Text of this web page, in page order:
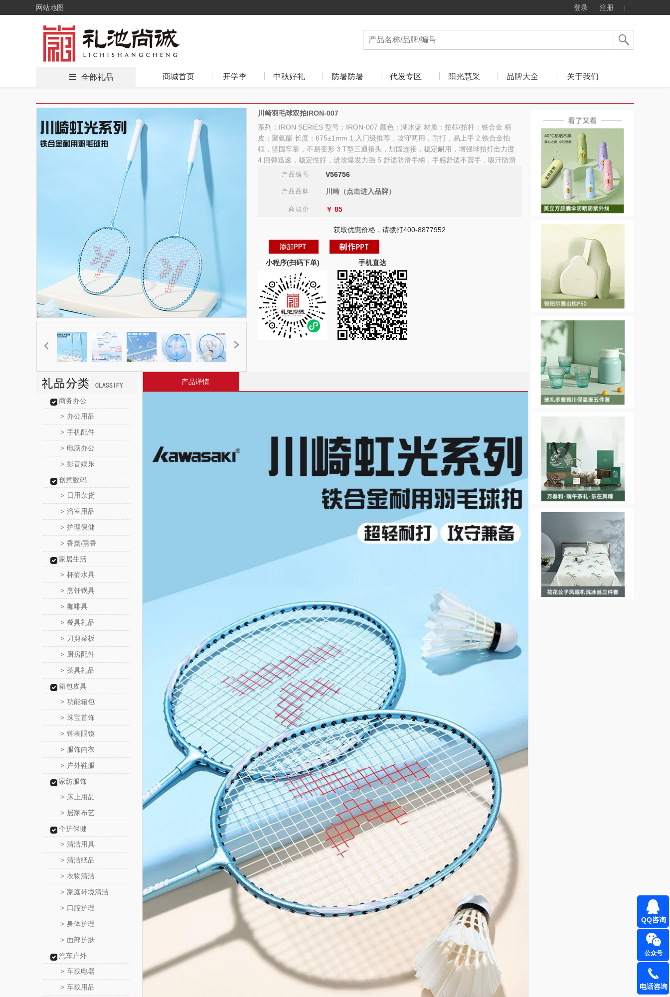
网站地图 登录 注册
全部礼品 商城首页 开学季 中秋好礼 防暑防暑 代发专区 阳光慧采 品牌大全 关于我们
川崎羽毛球双拍IRON-007
系列：IRON SERIES 型号：IRON-007 颜色：湖水蓝 材质：拍框/拍杆：铁合金 柄
皮：聚氨酯 长度：675±1mm 1.入门级推荐，攻守两用，耐打，易上手 2.铁合金拍
框，坚固牢靠，不易变形 3.T型三通接头，加固连接，稳定耐用，增强球拍打击力度
4.回弹迅速，稳定性好，进攻爆发力强 5.舒适防滑手柄，手感舒适不震手，吸汗防滑
产品编号 V56756
产品品牌 川崎（点击进入品牌）
商城价 ￥ 85
获取优惠价格，请拨打400-8877952
小程序(扫码下单) 手机直达
商务办公
> 办公用品
> 手机配件
> 电脑办公
> 影音娱乐
创意数码
> 日用杂货
> 浴室用品
> 护理保健
> 香薰/熏香
家居生活
> 杯壶水具
> 烹饪锅具
> 咖啡具
> 餐具礼品
> 刀剪菜板
> 厨房配件
> 茶具礼品
箱包皮具
> 功能箱包
> 珠宝首饰
> 钟表眼镜
> 服饰内衣
> 户外鞋服
家纺服饰
> 床上用品
> 居家布艺
个护保健
> 清洁用具
> 清洁纸品
> 衣物清洁
> 家庭环境清洁
> 口腔护理
> 身体护理
> 面部护肤
汽车户外
> 车载电器
> 车载用品
产品详情
QQ咨询
公众号
电话咨询